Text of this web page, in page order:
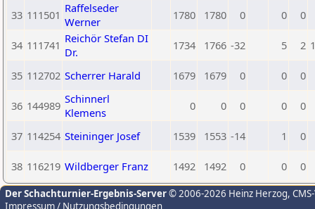
33 111501 Raffelseder
Werner
1780 1780 0 0 0
34 111741 Reichör Stefan DI
Dr.
1734 1766 -32 5 2
35 112702 Scherrer Harald 1679 1679 0 0 0
36 144989 Schinnerl
Klemens
0 0 0 0 0
37 114254 Steininger Josef 1539 1553 -14 1 0
38 116219 Wildberger Franz 1492 1492 0 0 0
Der Schachturnier-Ergebnis-Server© 2006-2026 Heinz Herzog,
Impressum / Nutzungsbedingungen